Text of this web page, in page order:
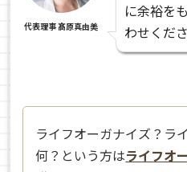
代表理事 髙原真由美
に余裕を
わせくださ
ライフオーガナイズ？ラ
何？という方はライフオ